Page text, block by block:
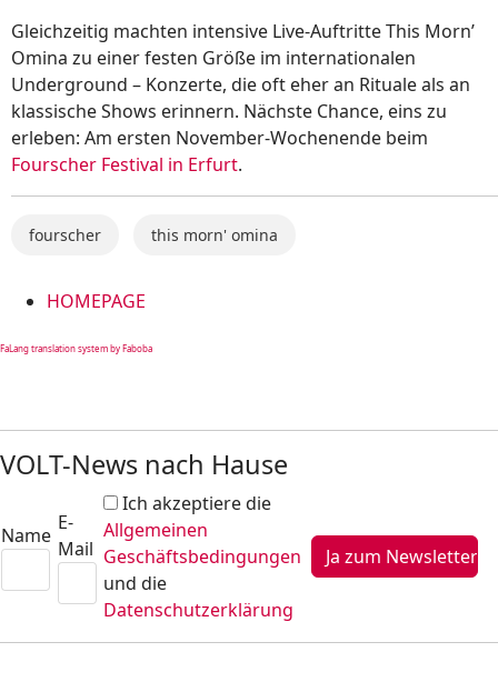
Gleichzeitig machten intensive Live-Auftritte This Morn’
Omina zu einer festen Größe im internationalen
Underground – Konzerte, die oft eher an Rituale als an
klassische Shows erinnern. Nächste Chance, eins zu
erleben: Am ersten November-Wochenende beim
Fourscher Festival in Erfurt.
fourscher this morn' omina
HOMEPAGE
FaLang translation system by Faboba
VOLT-News nach Hause
Name
E-
Mail
Ich akzeptiere die
Allgemeinen
Geschäftsbedingungen
und die
Datenschutzerklärung